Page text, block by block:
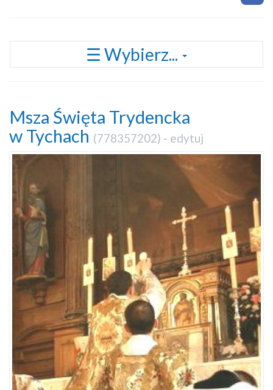
Przełącz
☰ Wybierz...
Msza Święta Trydencka
w Tychach (778357202) - edytuj